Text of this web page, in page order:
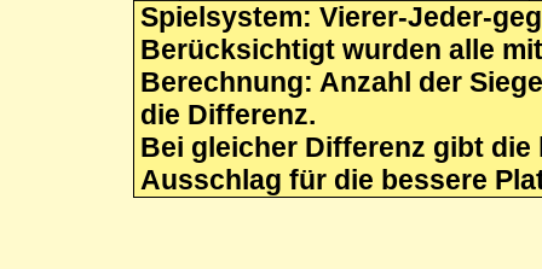
Spielsystem: Vierer-Jeder-
Berücksichtigt wurden alle
Berechnung: Anzahl der
die Differenz.
Bei gleicher Differenz gibt die
Ausschlag für die bessere